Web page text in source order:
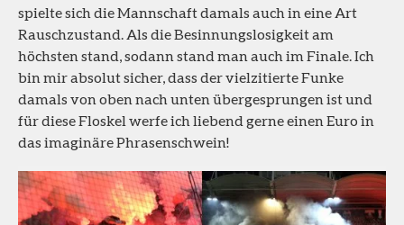
spielte sich die Mannschaft damals auch in eine Art
Rauschzustand. Als die Besinnungslosigkeit am
höchsten stand, sodann stand man auch im Finale. Ich
bin mir absolut sicher, dass der vielzitierte Funke
damals von oben nach unten übergesprungen ist und
für diese Floskel werfe ich liebend gerne einen Euro in
das imaginäre Phrasenschwein!